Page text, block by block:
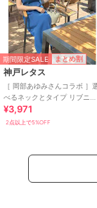
期間限定SALE まとめ割
神戸レタス
［ 岡部あゆみさんコラボ ］
べるネックとタイプ リブニッ
トノースリーブワンピース
[E3004]
¥3,971
2点以上で5%OFF